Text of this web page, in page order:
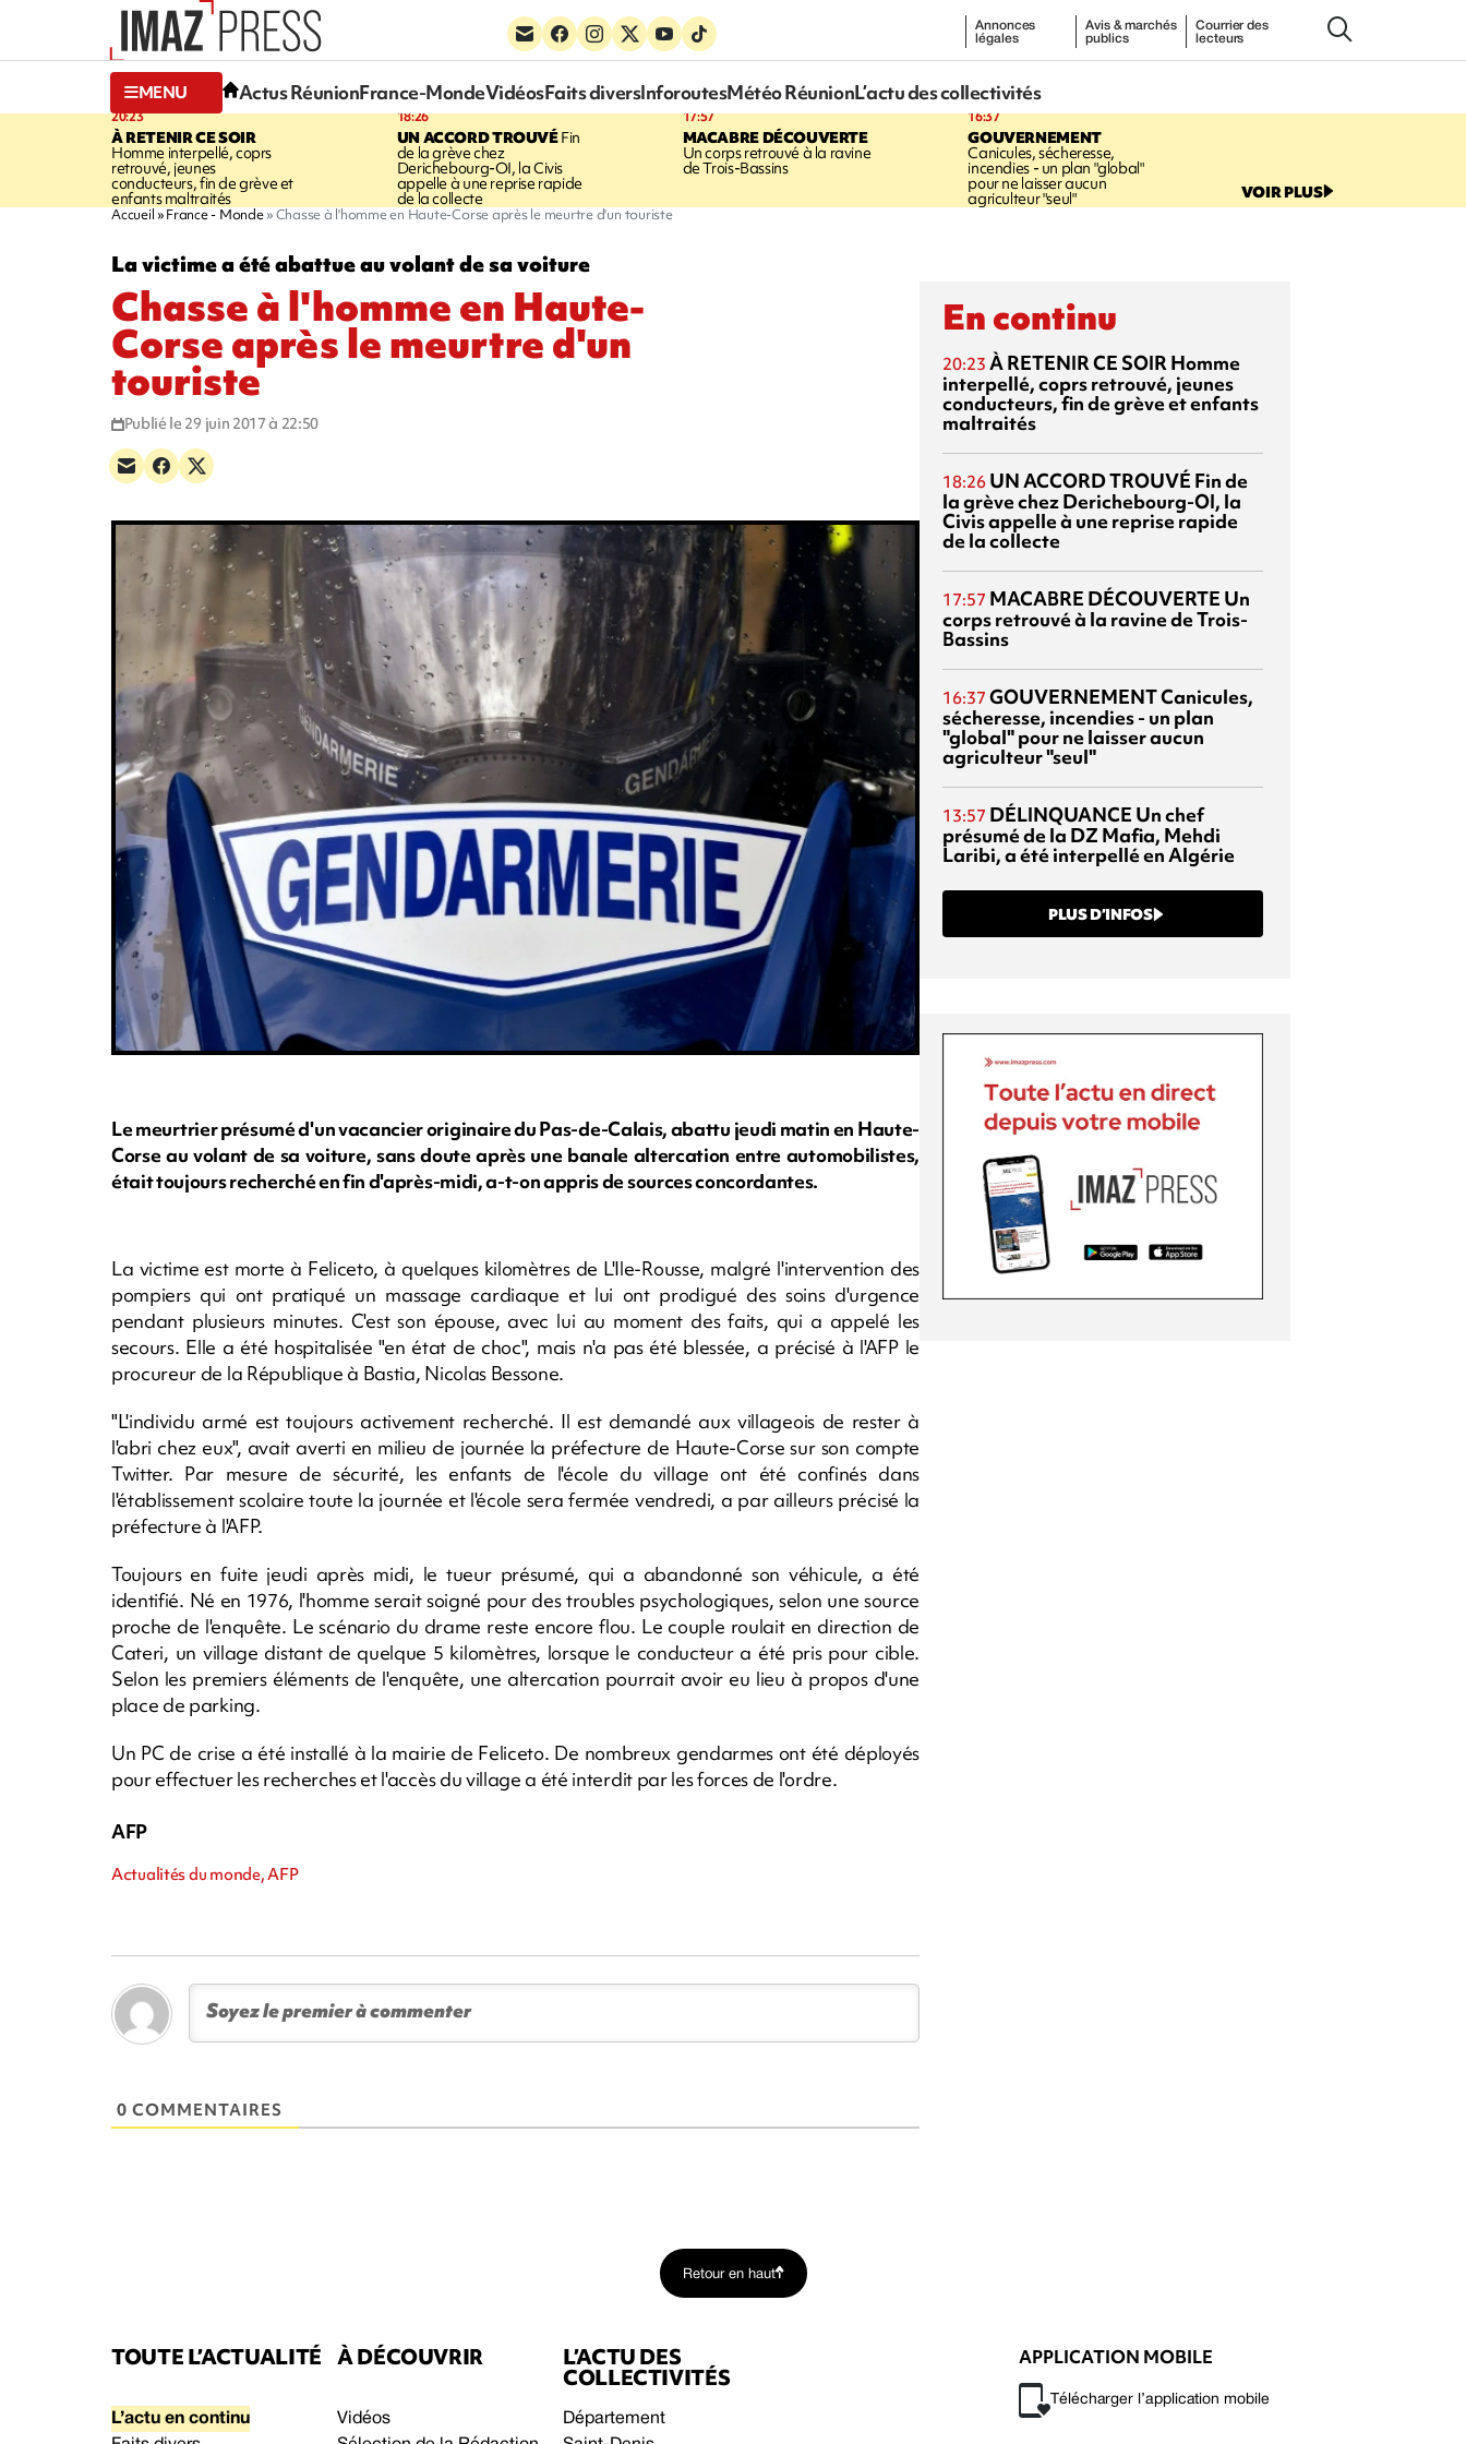
Annonces
légales
Avis & marchés
publics
Courrier des
lecteurs
MENU Actus RéunionFrance-MondeVidéosFaits diversInforoutesMétéo RéunionL’actu des collectivités
20:23
À RETENIR CE SOIR
Homme interpellé, coprs
retrouvé, jeunes
conducteurs, fin de grève et
enfants maltraités
18:26
UN ACCORD TROUVÉFin
de la grève chez
Derichebourg-OI, la Civis
appelle à une reprise rapide
de la collecte
17:57
MACABRE DÉCOUVERTE
Un corps retrouvé à la ravine
de Trois-Bassins
16:37
GOUVERNEMENT
Canicules, sécheresse,
incendies - un plan "global"
pour ne laisser aucun
agriculteur "seul" VOIR PLUS
Accueil France - Monde Chasse à l'homme en Haute-Corse après le meurtre d'un touriste
La victime a été abattue au volant de sa voiture
Chasse à l'homme en Haute-
Corse après le meurtre d'un
touriste
Publié le 29 juin 2017 à 22:50
Le meurtrier présumé d'un vacancier originaire du Pas-de-Calais, abattu jeudi matin en Haute-
Corse au volant de sa voiture, sans doute après une banale altercation entre automobilistes,
était toujours recherché en fin d'après-midi, a-t-on appris de sources concordantes.
La victime est morte à Feliceto, à quelques kilomètres de L'Ile-Rousse, malgré l'intervention des
pompiers qui ont pratiqué un massage cardiaque et lui ont prodigué des soins d'urgence
pendant plusieurs minutes. C'est son épouse, avec lui au moment des faits, qui a appelé les
secours. Elle a été hospitalisée "en état de choc", mais n'a pas été blessée, a précisé à l'AFP le
procureur de la République à Bastia, Nicolas Bessone.
"L'individu armé est toujours activement recherché. Il est demandé aux villageois de rester à
l'abri chez eux", avait averti en milieu de journée la préfecture de Haute-Corse sur son compte
Twitter. Par mesure de sécurité, les enfants de l'école du village ont été confinés dans
l'établissement scolaire toute la journée et l'école sera fermée vendredi, a par ailleurs précisé la
préfecture à l'AFP.
Toujours en fuite jeudi après midi, le tueur présumé, qui a abandonné son véhicule, a été
identifié. Né en 1976, l'homme serait soigné pour des troubles psychologiques, selon une source
proche de l'enquête. Le scénario du drame reste encore flou. Le couple roulait en direction de
Cateri, un village distant de quelque 5 kilomètres, lorsque le conducteur a été pris pour cible.
Selon les premiers éléments de l'enquête, une altercation pourrait avoir eu lieu à propos d'une
place de parking.
Un PC de crise a été installé à la mairie de Feliceto. De nombreux gendarmes ont été déployés
pour effectuer les recherches et l'accès du village a été interdit par les forces de l'ordre.
AFP
Actualités du monde, AFP
0 COMMENTAIRES
En continu
20:23 À RETENIR CE SOIR Homme
interpellé, coprs retrouvé, jeunes
conducteurs, fin de grève et enfants
maltraités
18:26 UN ACCORD TROUVÉ Fin de
la grève chez Derichebourg-OI, la
Civis appelle à une reprise rapide
de la collecte
17:57 MACABRE DÉCOUVERTE Un
corps retrouvé à la ravine de Trois-
Bassins
16:37 GOUVERNEMENTCanicules,
sécheresse, incendies - un plan
"global" pour ne laisser aucun
agriculteur "seul"
13:57 DÉLINQUANCE Un chef
présumé de la DZ Mafia, Mehdi
Laribi, a été interpellé en Algérie
PLUS D’INFOS
Retour en haut
TOUTE L’ACTUALITÉ
L’actu en continu
À DÉCOUVRIR
Vidéos
L’ACTU DES
COLLECTIVITÉS
Département
APPLICATION MOBILE
Télécharger l’application mobile